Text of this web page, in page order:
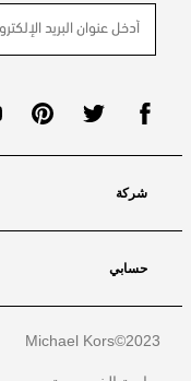
شركة
حسابي
Michael Kors